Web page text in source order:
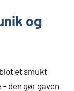
og
et smukt
den gør gaven